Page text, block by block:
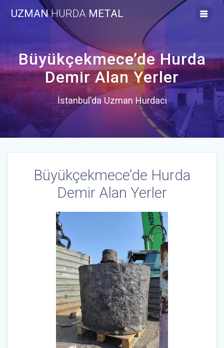
to
UZMANHURDA METAL
Büyükçekmece’de Hurda
Demir Alan Yerler
İstanbul'da Uzman Hurdacı
Büyükçekmece’de Hurda
Demir Alan Yerler